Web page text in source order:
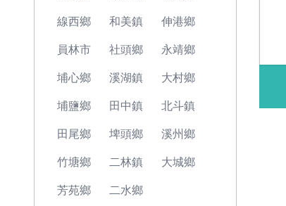
線西鄉 和美鎮 伸港鄉
員林市 社頭鄉 永靖鄉
埔心鄉 溪湖鎮 大村鄉
埔鹽鄉 田中鎮 北斗鎮
田尾鄉 埤頭鄉 溪州鄉
竹塘鄉 二林鎮 大城鄉
芳苑鄉 二水鄉